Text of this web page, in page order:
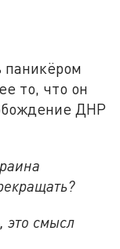
паникёром
то, что он
ДНР
это смысл